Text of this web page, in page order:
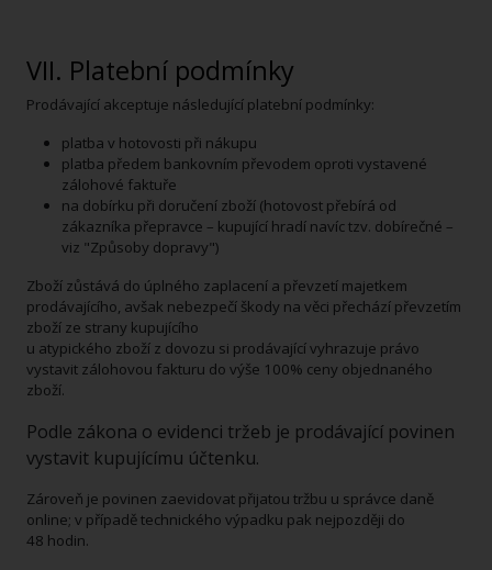
VII. Platební podmínky
Prodávající akceptuje následující platební podmínky:
platba v hotovosti při nákupu
platba předem bankovním převodem oproti vystavené
zálohové faktuře
na dobírku při doručení zboží (hotovost přebírá od
zákazníka přepravce – kupující hradí navíc tzv. dobírečné –
viz "Způsoby dopravy")
Zboží zůstává do úplného zaplacení a převzetí majetkem
prodávajícího, avšak nebezpečí škody na věci přechází převzetím
zboží ze strany kupujícího
u atypického zboží z dovozu si prodávající vyhrazuje právo
vystavit zálohovou fakturu do výše 100% ceny objednaného
zboží.
Podle zákona o evidenci tržeb je prodávající povinen
vystavit kupujícímu účtenku.
Zároveň je povinen zaevidovat přijatou tržbu u správce daně
online; v případě technického výpadku pak nejpozději do
48 hodin.